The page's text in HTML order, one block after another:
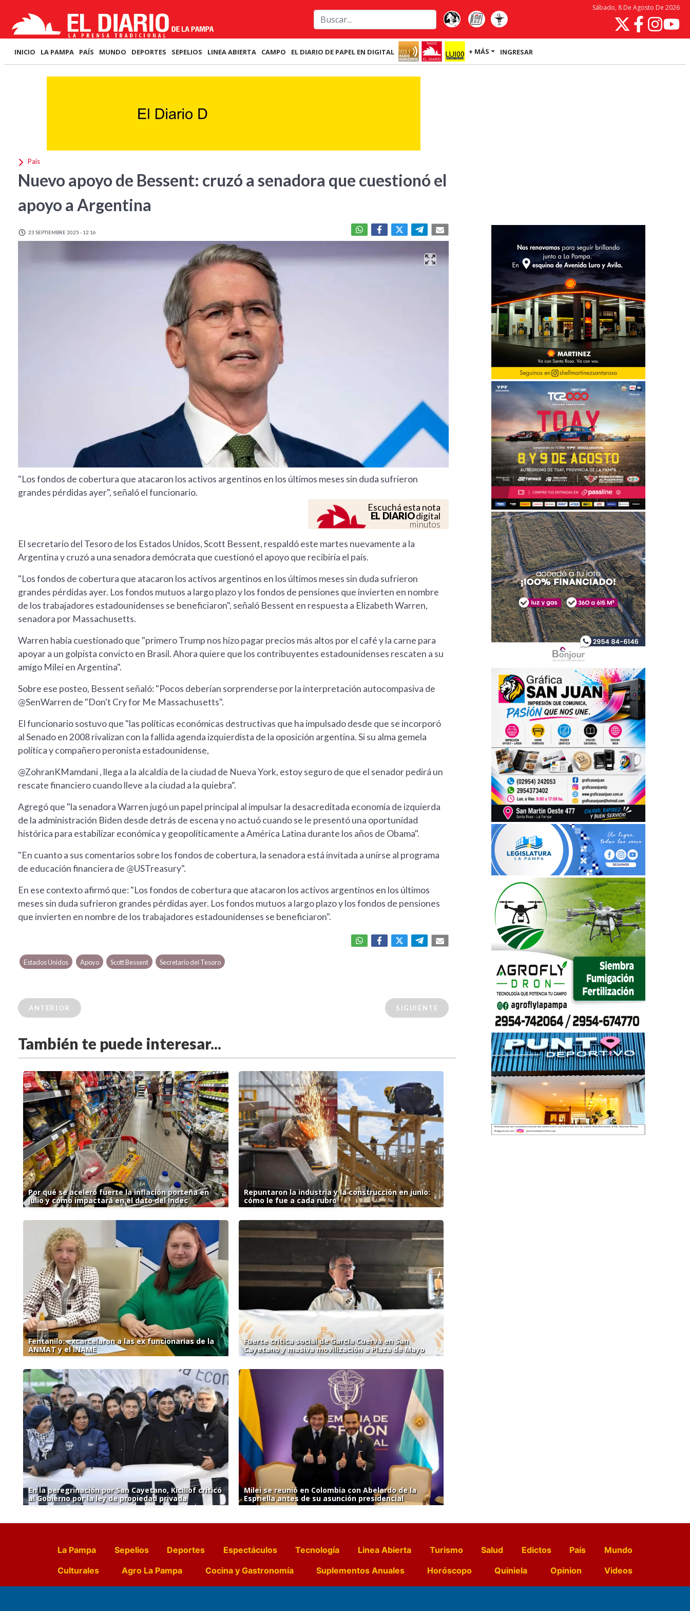
Sábado, 8 De Agosto De 2026
INICIO LA PAMPA PAÍS MUNDO DEPORTES SEPELIOS LINEA ABIERTA CAMPO EL DIARIO DE PAPEL EN DIGITAL + MÁS INGRESAR
País
Nuevo apoyo de Bessent: cruzó a senadora que cuestionó el
apoyo a Argentina
23 SEPTIEMBRE 2025 - 12:16
"Los fondos de cobertura que atacaron los activos argentinos en los últimos meses sin duda sufrieron
grandes pérdidas ayer", señaló el funcionario.
Escuchá esta nota
EL DIARIOdigital
minutos
El secretario del Tesoro de los Estados Unidos, Scott Bessent, respaldó este martes nuevamente a la
Argentina y cruzó a una senadora demócrata que cuestionó el apoyo que recibiría el país.
"Los fondos de cobertura que atacaron los activos argentinos en los últimos meses sin duda sufrieron
grandes pérdidas ayer. Los fondos mutuos a largo plazo y los fondos de pensiones que invierten en nombre
de los trabajadores estadounidenses se beneficiaron", señaló Bessent en respuesta a Elizabeth Warren,
senadora por Massachusetts.
Warren había cuestionado que "primero Trump nos hizo pagar precios más altos por el café y la carne para
apoyar a un golpista convicto en Brasil. Ahora quiere que los contribuyentes estadounidenses rescaten a su
amigo Milei en Argentina".
Sobre ese posteo, Bessent señaló: "Pocos deberían sorprenderse por la interpretación autocompasiva de
@SenWarren de "Don't Cry for Me Massachusetts".
El funcionario sostuvo que "las políticas económicas destructivas que ha impulsado desde que se incorporó
al Senado en 2008 rivalizan con la fallida agenda izquierdista de la oposición argentina. Si su alma gemela
política y compañero peronista estadounidense,
@ZohranKMamdani , llega a la alcaldía de la ciudad de Nueva York, estoy seguro de que el senador pedirá un
rescate financiero cuando lleve a la ciudad a la quiebra".
Agregó que "la senadora Warren jugó un papel principal al impulsar la desacreditada economía de izquierda
de la administración Biden desde detrás de escena y no actuó cuando se le presentó una oportunidad
histórica para estabilizar económica y geopolíticamente a América Latina durante los años de Obama".
"En cuanto a sus comentarios sobre los fondos de cobertura, la senadora está invitada a unirse al programa
de educación financiera de @USTreasury".
En ese contexto afirmó que: "Los fondos de cobertura que atacaron los activos argentinos en los últimos
meses sin duda sufrieron grandes pérdidas ayer. Los fondos mutuos a largo plazo y los fondos de pensiones
que invierten en nombre de los trabajadores estadounidenses se beneficiaron".
Estados Unidos Apoyo Scott Bessent Secretario del Tesoro
ANTERIOR SIGUIENTE
También te puede interesar...
Por qué se aceleró fuerte la inflación porteña en
julio y cómo impactará en el dato del Indec
Repuntaron la industria y la construcción en junio:
cómo le fue a cada rubro
Fentanilo: excarcelaron a las ex funcionarias de la
ANMAT y el INAME
Fuerte crítica social de García Cuerva en San
Cayetano y masiva movilización a Plaza de Mayo
En la peregrinación por San Cayetano, Kicillof criticó
al Gobierno por la ley de propiedad privada
Milei se reunió en Colombia con Abelardo de la
Espriella antes de su asunción presidencial
La Pampa Sepelios Deportes Espectáculos Tecnología Linea Abierta Turismo Salud Edictos País
Mundo
Culturales
Agro La Pampa Cocina y Gastronomía Suplementos Anuales Horóscopo Quiniela Opinion
Videos